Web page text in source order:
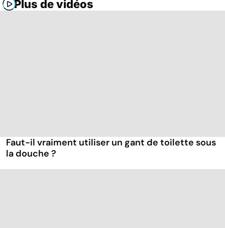
Plus de vidéos
Faut-il vraiment utiliser un gant de toilette sous
la douche ?